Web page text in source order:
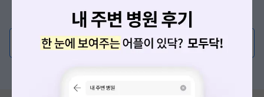
증상/치료, 궁금한 점이 있나요?
의사가 직접 답해드려요!
💬 무엇이든 물어보세요